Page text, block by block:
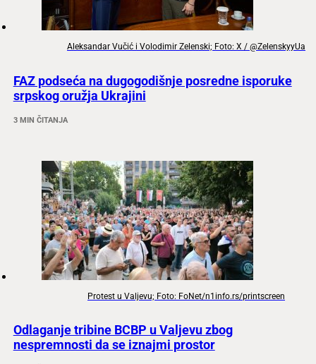
Aleksandar Vučić i Volodimir Zelenski; Foto: X / @ZelenskyyUa
FAZ podseća na dugogodišnje posredne isporuke
srpskog oružja Ukrajini
3 MIN ČITANJA
Protest u Valjevu; Foto: FoNet/n1info.rs/printscreen
Odlaganje tribine BCBP u Valjevu zbog
nespremnosti da se iznajmi prostor